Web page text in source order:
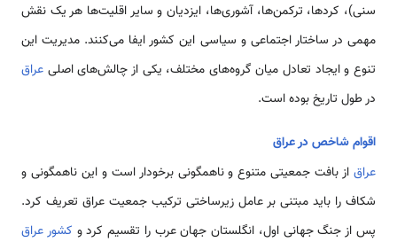
سنی)، کردها، ترکمن‌ها، آشوری‌ها، ایزدیان و سایر اقلیت‌ها هر یک نقش
مهمی در ساختار اجتماعی و سیاسی این کشور ایفا می‌کنند. مدیریت این
تنوع و ایجاد تعادل میان گروه‌های مختلف، یکی از چالش‌های اصلی عراق
در طول تاریخ بوده است.
اقوام شاخص در عراق
عراق از بافت جمعیتی متنوع و ناهمگونی برخودار است و این ناهمگونی و
شکاف را باید مبتنی بر عامل زیرساختی ترکیب جمعیت عراق تعریف کرد.
پس از جنگ جهانی اول، انگلستان جهان عرب را تقسیم کرد و کشور عراق